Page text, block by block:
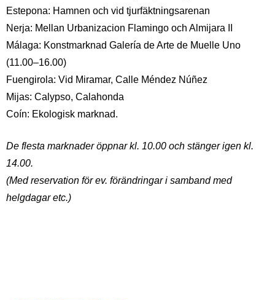
Estepona: Hamnen och vid tjurfäktningsarenan
Nerja: Mellan Urbanizacion Flamingo och Almijara II
Málaga: Konstmarknad Galería de Arte de Muelle Uno
(11.00–16.00)
Fuengirola: Vid Miramar, Calle Méndez Núñez
Mijas: Calypso, Calahonda
Coín: Ekologisk marknad.
De flesta marknader öppnar kl. 10.00 och stänger igen kl.
14.00.
(Med reservation för ev. förändringar i samband med
helgdagar etc.)